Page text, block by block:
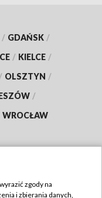
/ GDAŃSK /
/ KIELCE /
/ OLSZTYN /
/
WROCŁAW
zgody na
i zbierania danych,